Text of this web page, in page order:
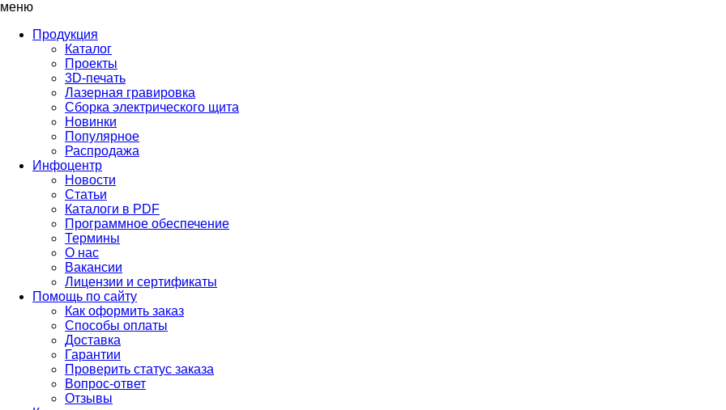
меню
Продукция
Каталог
Проекты
3D-печать
Лазерная гравировка
Сборка электрического щита
Новинки
Популярное
Распродажа
Инфоцентр
Новости
Статьи
Каталоги в PDF
Программное обеспечение
Термины
О нас
Вакансии
Лицензии и сертификаты
Помощь по сайту
Как оформить заказ
Способы оплаты
Доставка
Гарантии
Проверить статус заказа
Вопрос-ответ
Отзывы